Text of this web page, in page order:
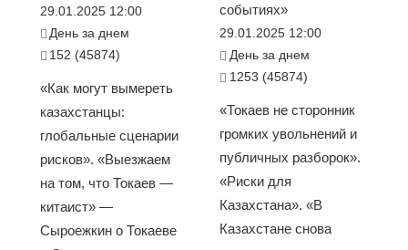
29.01.2025 12:00
День за днем
152 (45874)
«Как могут вымереть
казахстанцы:
глобальные сценарии
рисков». «Выезжаем
на том, что Токаев —
китаист» —
Сыроежкин о Токаеве
событиях»
29.01.2025 12:00
День за днем
1253 (45874)
«Токаев не сторонник
громких увольнений и
публичных разборок».
«Риски для
Казахстана». «В
Казахстане снова